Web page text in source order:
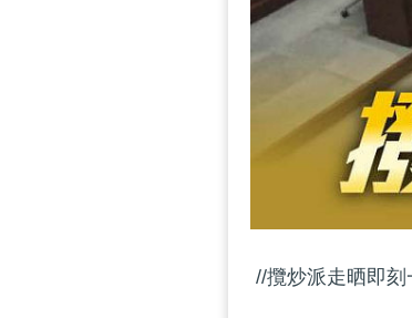
//攬炒派走晒即